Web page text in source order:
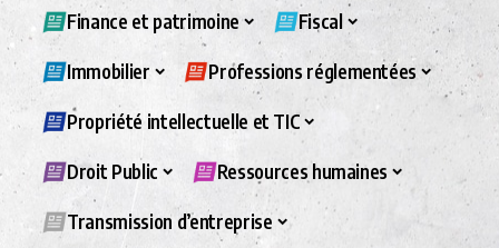
Finance et patrimoine Fiscal
Immobilier Professions réglementées
Propriété intellectuelle et TIC
Droit Public Ressources humaines
Transmission d’entreprise